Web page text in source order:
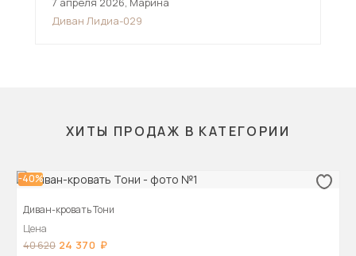
Диван Лидиа-029
ХИТЫ ПРОДАЖ В КАТЕГОРИИ
-40%
Диван-кровать Тони
Цена
40 620 24 370